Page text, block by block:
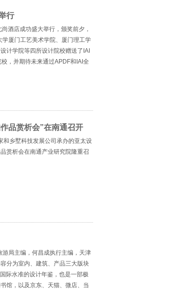
行
酒店成功盛大举行，颁奖前夕，
学厦门工艺美术学院、厦门理工学
计学院等四所设计院校赠送了IAI
，并期待未来通过APDF和IAI全
品赏析会”在南通召开
乡墅科技发展公司承办的亚太设
赏析会在南通产业研究院隆重召
局主编，何昌成执行主编，天津
分为室内、建筑、产品三大版块
际水准的设计年鉴，也是一部极
馆，以及京东、天猫、微店、当